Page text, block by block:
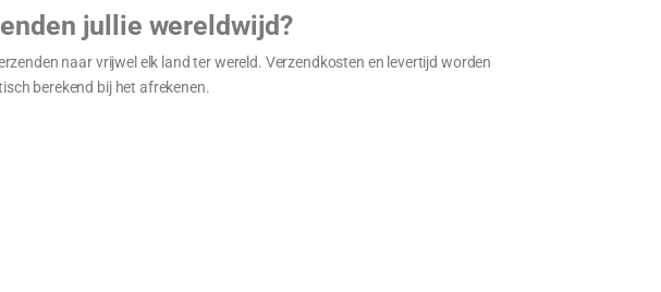
jullie wereldwijd?
naar vrijwel elk land ter wereld. Verzendkosten en levertijd worden
berekend bij het afrekenen.